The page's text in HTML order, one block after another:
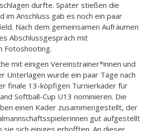
durfte. Später stießen die
im Anschluss gab es noch ein paar
Nach dem gemeinsamen Aufräumen
Abschlussgespräch mit
Fotoshooting.
mit einigen Vereinstrainer*innen und
Unterlagen wurde ein paar Tage nach
finale 13-köpfigen Turnierkader für
Softball-Cup U13 nominieren. Die
einen Kader zusammengestellt, der
gut aufgestellt
sie sich einiges erhofften. An dieser